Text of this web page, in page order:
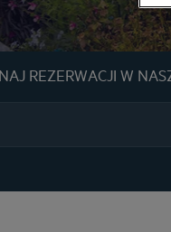
REZERWACJI W